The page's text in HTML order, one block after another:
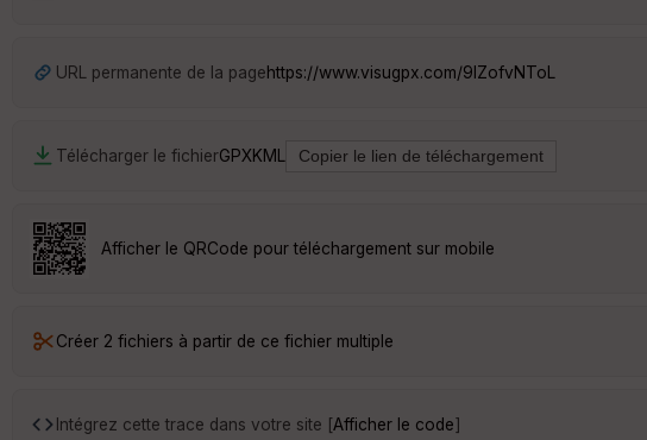
URL permanente de la pagehttps://www.visugpx.com/9IZofvNToL
Télécharger le fichierGPXKML
Afficher le QRCode pour téléchargement sur mobile
Créer 2 fichiers à partir de ce fichier multiple
Intégrez cette trace dans votre site [Afficher le code]